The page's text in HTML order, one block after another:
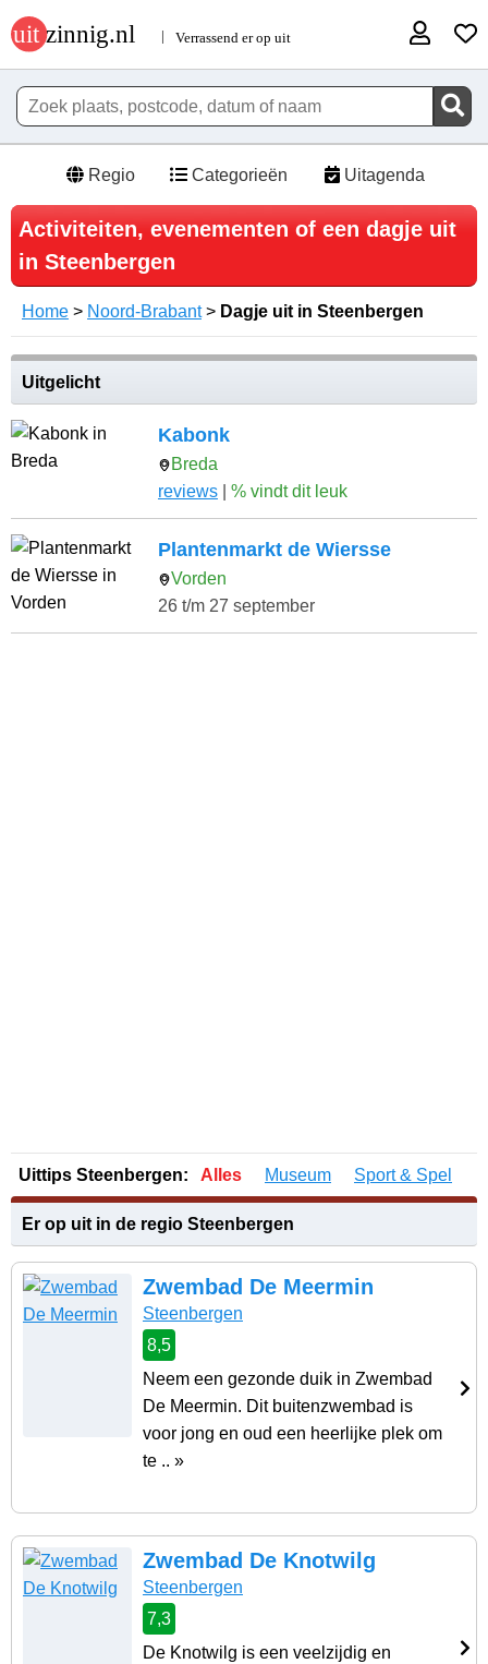
Regio Categorieën Uitagenda
Activiteiten, evenementen of een dagje uit
in Steenbergen
Home > Noord-Brabant> Dagje uit in Steenbergen
Uitgelicht
Kabonk
Breda
reviews
% vindt dit leuk
Plantenmarkt de Wiersse
Vorden
26 t/m 27 september
Uittips Steenbergen: Alles Museum Sport & Spel
Er op uit in de regio Steenbergen
Zwembad De Meermin
Steenbergen
8,5
Neem een gezonde duik in Zwembad
De Meermin. Dit buitenzwembad is
voor jong en oud een heerlijke plek om
te .. »
Zwembad De Knotwilg
Steenbergen
7,3
De Knotwilg is een veelzijdig en